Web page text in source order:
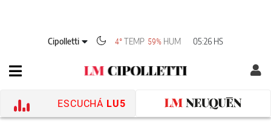
Cipolletti 4°TEMP 59% HUM 05:26 HS
ESCUCHÁ LU5